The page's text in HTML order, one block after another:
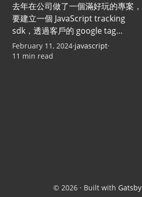
去年在公司做了一個滿好玩的專案，
要建立一個 JavaScript tracking
sdk，透過客戶的 google tag
manager 安裝，收集客戶的 user 使
用資料，能做到部署 code…
February 11, 2024·javascript·
11 min read
© 2026 · Built with Gatsby